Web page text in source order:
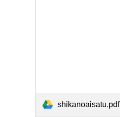
shikanoaisatu.pdf